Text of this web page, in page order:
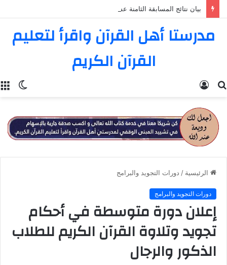
بيان نتائج المسابقة الثامنة عشرة في تفسير القرآن الكريم
مدرستا أهل القرآن واقرأ لتعليم
القرآن الكريم
بحث
الرئيسية / دورات التجويد والبرامج
دورات التجويد والبرامج
إعلان دورة متوسطة في أحكام
تجويد وتلاوة القرآن الكريم للطلاب
الذكور والرجال